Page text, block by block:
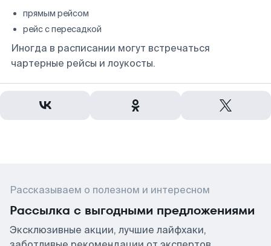
прямым рейсом
рейс с пересадкой
Иногда в расписании могут встречаться
чартерные рейсы и лоукосты.
Рассказываем о полезном и интересном
Рассылка с выгодными предложениями
Эксклюзивные акции, лучшие лайфхаки,